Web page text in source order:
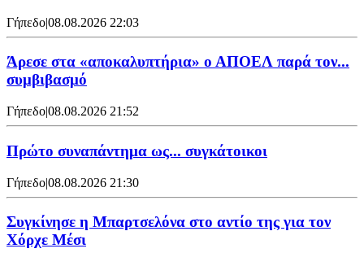
Γήπεδο|08.08.2026 22:03
Άρεσε στα «αποκαλυπτήρια» ο ΑΠΟΕΛ παρά τον...
συμβιβασμό
Γήπεδο|08.08.2026 21:52
Πρώτο συναπάντημα ως... συγκάτοικοι
Γήπεδο|08.08.2026 21:30
Συγκίνησε η Μπαρτσελόνα στο αντίο της για τον
Χόρχε Μέσι